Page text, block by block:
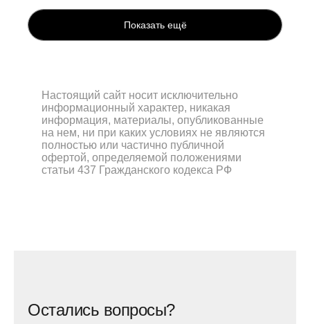
Показать ещё
Настоящий сайт носит исключительно
информационный характер, никакая
информация, материалы, опубликованные
на нем, ни при каких условиях не являются
полностью или частично публичной
офертой, определяемой положениями
статьи 437 Гражданского кодекса РФ
Остались вопросы?